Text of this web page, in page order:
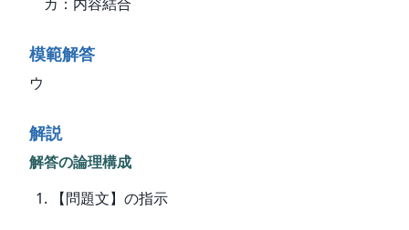
模範解答
ウ
解説
解答の論理構成
【問題文】の指示